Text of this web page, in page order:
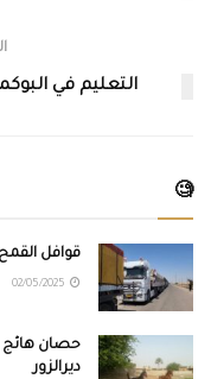
التعليم في
🧐
قوافل
حصان هائج
ديرالزور